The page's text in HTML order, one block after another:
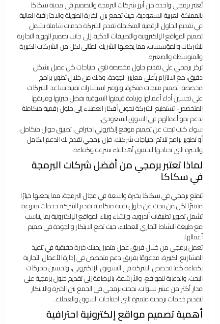
تُعتبر برمجي واحدة من أبرز شركات البرمجة والتصميم في مدينة سكاكا
بالمملكة العربية السعودية، حيث تجمع بين الخبرة الطويلة والاحترافية العالية
في تقديم الحلول الرقمية المتكاملة تقدم الشركة خدمات شاملة تشمل
تصميم المواقع الإلكترونية والتطبيقات الذكية، إلى جانب تصميم الهوية التجارية
للشركات والمؤسسات، مما يجعلها الشريك المثالي لكل من الشركات الكبيرة
والمتوسطة والصغيرة.
تركز برمجي على تقديم حلول مخصصة تلبي احتياجات كل عميل بشكل
دقيق، مع الالتزام بأعلى معايير الجودة، وذلك من خلال تطوير برامج
مخصصة، تصميم منتجات مبتكرة، وتوفير استشارات تقنية تساعد الشركات
على تحسين أداء أعمالها وزيادة قيمتها السوقية بفضل خبرتها وفريقها
المتخصص، تستطيع الشركة تحويل أفكار العملاء إلى حلول رقمية متكاملة
تدعم نمو أعمالهم في السوق السعودي.
سواء كنت تبحث عن تصميم موقع إلكتروني احترافي، تطبيق جوال متكامل،
أو تطوير برامج تلائم احتياجات شركتك، فإن برمجي تقدم لك الدعم الكامل
والخبرة التي تحتاجها لتحقيق أهدافك بسرعة وكفاءة.
لماذا تعتبر برمجي من أفضل شركات البرمجة
في سكاكا
تتمتع برمجي في سكاكا بخبرة واسعة في مجال البرمجة، مما يجعلها خيارًا
متميزًا لكل من يبحث عن حلول تقنية متكاملة تقدم الشركة خدمات متنوعة
تشمل تطوير تطبيقات أندرويد، وإنشاء وبناء المواقع الإلكترونية بما يتناسب
مع طبيعة النشاط التجاري للعملاء، حيث تضع الابتكار والجودة في صميم
أعمالها.
تعمل برمجي من خلال فريق عمل متميز يمتلك خبرة حقيقية في تنفيذ
المشاريع الكبيرة، مدعومًا بفريق دعم متخصص في إدارة الأعمال التجارية
بكفاءة كما تتخصص الشركة في التسويق الإلكتروني، وتحسين محركات
البحث، والدعاية للمواقع، والأرشفة، بالإضافة إلى تقديم حلول برمجية على
مدار أكثر من عشر سنوات، نجحت برمجي في الجمع بين الخبرة والابتكار
لتقديم خدمات برمجية متميزة تلبي احتياجات السوق والعملاء.
أهمية تصميم مواقع إلكترونية احترافية